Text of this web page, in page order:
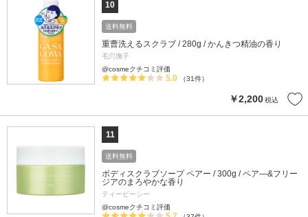
10
送料無料
重曹洗えるスクラブ / 280g / かんきつ精油の香り
毛穴撫子
@cosmeクチコミ評価
5.0 （31件）
￥2,200税込
11
送料無料
ボディスクラブソープ ペアー / 300g / ペア―&フリー
ジアのまろやかな香り
ティービーシー
@cosmeクチコミ評価